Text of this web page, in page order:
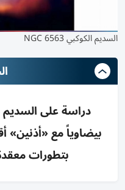
السديم الكوكبي NGC 6563
بيضاوياً مع
بتطورات